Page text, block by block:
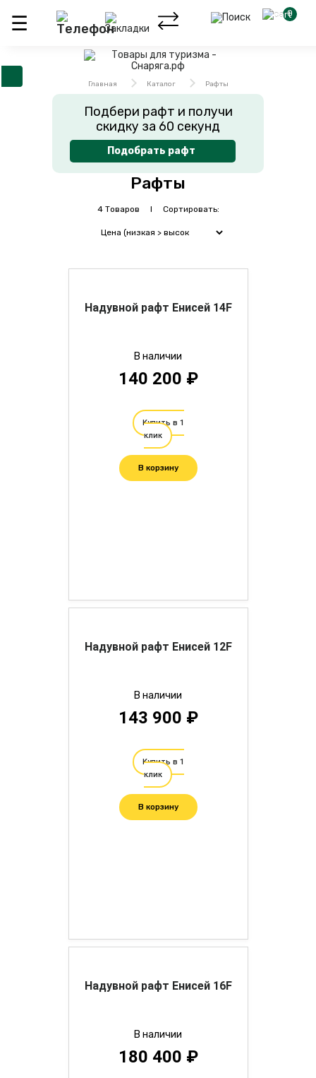
0
Главная Каталог Рафты
Подбери рафт и получи
скидку за 60 секунд
Подобрать рафт
Рафты
4 Товаров I Сортировать:
Надувной рафт Енисей 14F
В наличии
140 200 ₽
Купить в 1
клик
В корзину
Надувной рафт Енисей 12F
В наличии
143 900 ₽
Купить в 1
клик
В корзину
Надувной рафт Енисей 16F
В наличии
180 400 ₽